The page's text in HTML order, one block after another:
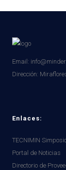
Email:
Dirección:
Enlaces:
TECNIMIN
Portal de Noticias
Directorio de